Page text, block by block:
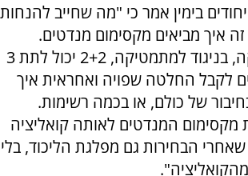
בימין אמר כי "מה שחייב להנחות
איך מביאים מקסימום מנדטים.
לפעמים בפוליטיקה, בניגוד למתמטיקה, 2+2 יכול לתת 3
5. חייבים לקבל החלטה שפויה ואחראית איך
של כולם, או בכמה רשימות.
מקסימום המנדטים לאותה קואליציה
שאחרי הבחירות גם מפלגת הליכוד, בלי